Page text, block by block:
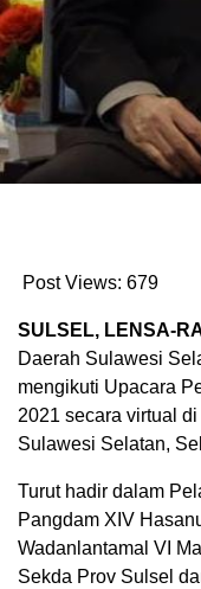
Post Views: 679
SULSEL, LENSA-
Daerah Sulawesi
mengikuti Upacara
2021 secara virtual
Sulawesi Selatan,
Turut hadir dalam
Pangdam XIV
Wadanlantamal VI
Sekda Prov Sulsel